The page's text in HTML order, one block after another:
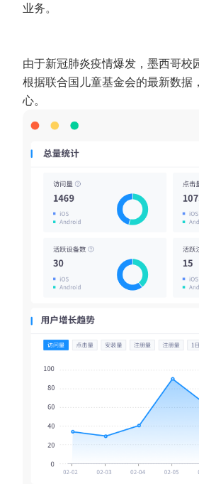
业务。
由于新冠肺炎疫情爆发，墨西哥
根据联合国儿童基金会的最新数据
心。